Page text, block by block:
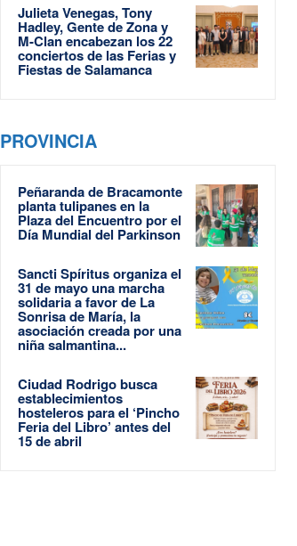
Julieta Venegas, Tony
Hadley, Gente de Zona y
M-Clan encabezan los 22
conciertos de las Ferias y
Fiestas de Salamanca
PROVINCIA
Peñaranda de Bracamonte
planta tulipanes en la
Plaza del Encuentro por el
Día Mundial del Parkinson
Sancti Spíritus organiza el
31 de mayo una marcha
solidaria a favor de La
Sonrisa de María, la
asociación creada por una
niña salmantina...
Ciudad Rodrigo busca
establecimientos
hosteleros para el ‘Pincho
Feria del Libro’ antes del
15 de abril